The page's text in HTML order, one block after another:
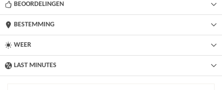
BEOORDELINGEN
BESTEMMING
WEER
LAST MINUTES